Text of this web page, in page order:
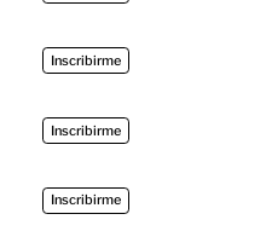
Inscribirme
Inscribirme
Inscribirme